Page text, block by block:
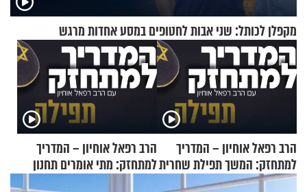
מקפלן לכותל: שני אבות לחטופים במסע אחדות מרגש
הרב רפאל אוחיון – המדריך
למתחזק: המשך תפילת שחרית
מאשרי ועד עלינו
הרב רפאל אוחיון – המדריך
למתחזק: מתי אומרים תחנון